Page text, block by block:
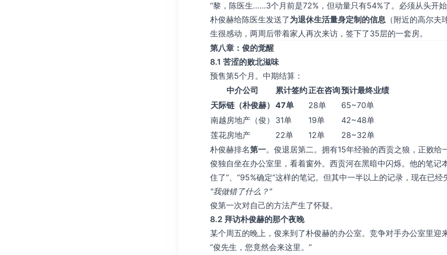
“黎，陈医生……3个月前是72%，但动量只有54%了。必须从头开
朴俊赫给陈医生发送了为退休生活量身定制的信息 （附近的高尔
生很感动，两周后带着家人再次来访，签下了35层的一套房。
第八章：俊的觉醒
8.1 苦涩的败北滋味
预售第5个月。中期结算：
中介公司
累计签约正在咨询预计最终业绩
天际链（朴俊赫） 47单 28单
65~70单
南越房地产（俊）
31单 19单
42~48单
莲花房地产
22单 12单
28~32单
朴俊赫排名第一。俊退居第二。拥有15年经验的西贡之狼，正败给
俊独自坐在办公室里，看着窗外。西贡河在黑暗中闪烁。他的笔记
住了”、“95%确定”这样的笔记。但其中一半以上的记录，现在已经
"我做错了什么？"
俊第一次对自己的方法产生了怀疑。
8.2 拜访朴俊赫的那个夜晚
某个周五的晚上，俊来到了朴俊赫的办公室。竞争对手办公室里迎
“俊先生，您竟然会来这里。”